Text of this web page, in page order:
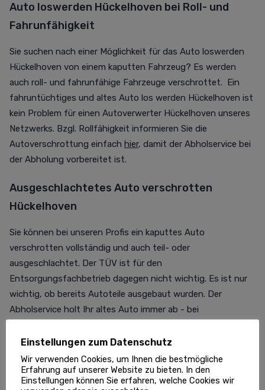
Auto loswerden Hückelhoven bei Roll- und
Fahrunfähigkeit
Sie suchen nach einer Möglichkeit für das Auto loswerden
Hückelhoven von einem kaputten Fahrzeug? Es werden
auch roll- und fahrunfähige Fahrzeuge verschrottet. Ein
fahruntüchtiges und altes Auto los werden Hückelhoven ist
kein Problem für einen Autoverwerter Hückelhoven unseres
Netzwerks. Bzgl. Rollfähigkeit informieren Sie die
Autoverschrottung einfach hier, damit der Abholservice bei
der Abholung vorbereitet ist.
Ausgeschlachtetes Auto verschrotten
Hückelhoven
Sie können bei unseren Profis ein kaputtes Auto
verschrotten vollständig und auch teil- oder
ausgeschlachtet. Der TÜV ist für den
Entsorgungsfachbetrieb dagegen nicht wichtig. Es ist nur
wichtig, ob bereits Autoteile ausgebaut wurden. Der
Abholservice holt Ihr altes Auto immer ab - bei
kostenlose Abholung jedoch geringer.
Kostenlose Autoentsorgung Hückelhoven:
Checkliste
Einstellungen zum Datenschutz
Wir verwenden Cookies, um Ihnen die bestmögliche
Erfahrung auf unserer Website zu bieten. In den
Einstellungen können Sie erfahren, welche Cookies wir